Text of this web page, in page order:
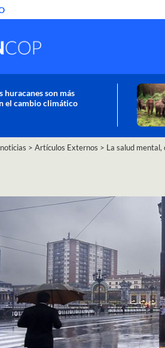
alerta sobre graves
climático en África
> Artículos Externos > La salud